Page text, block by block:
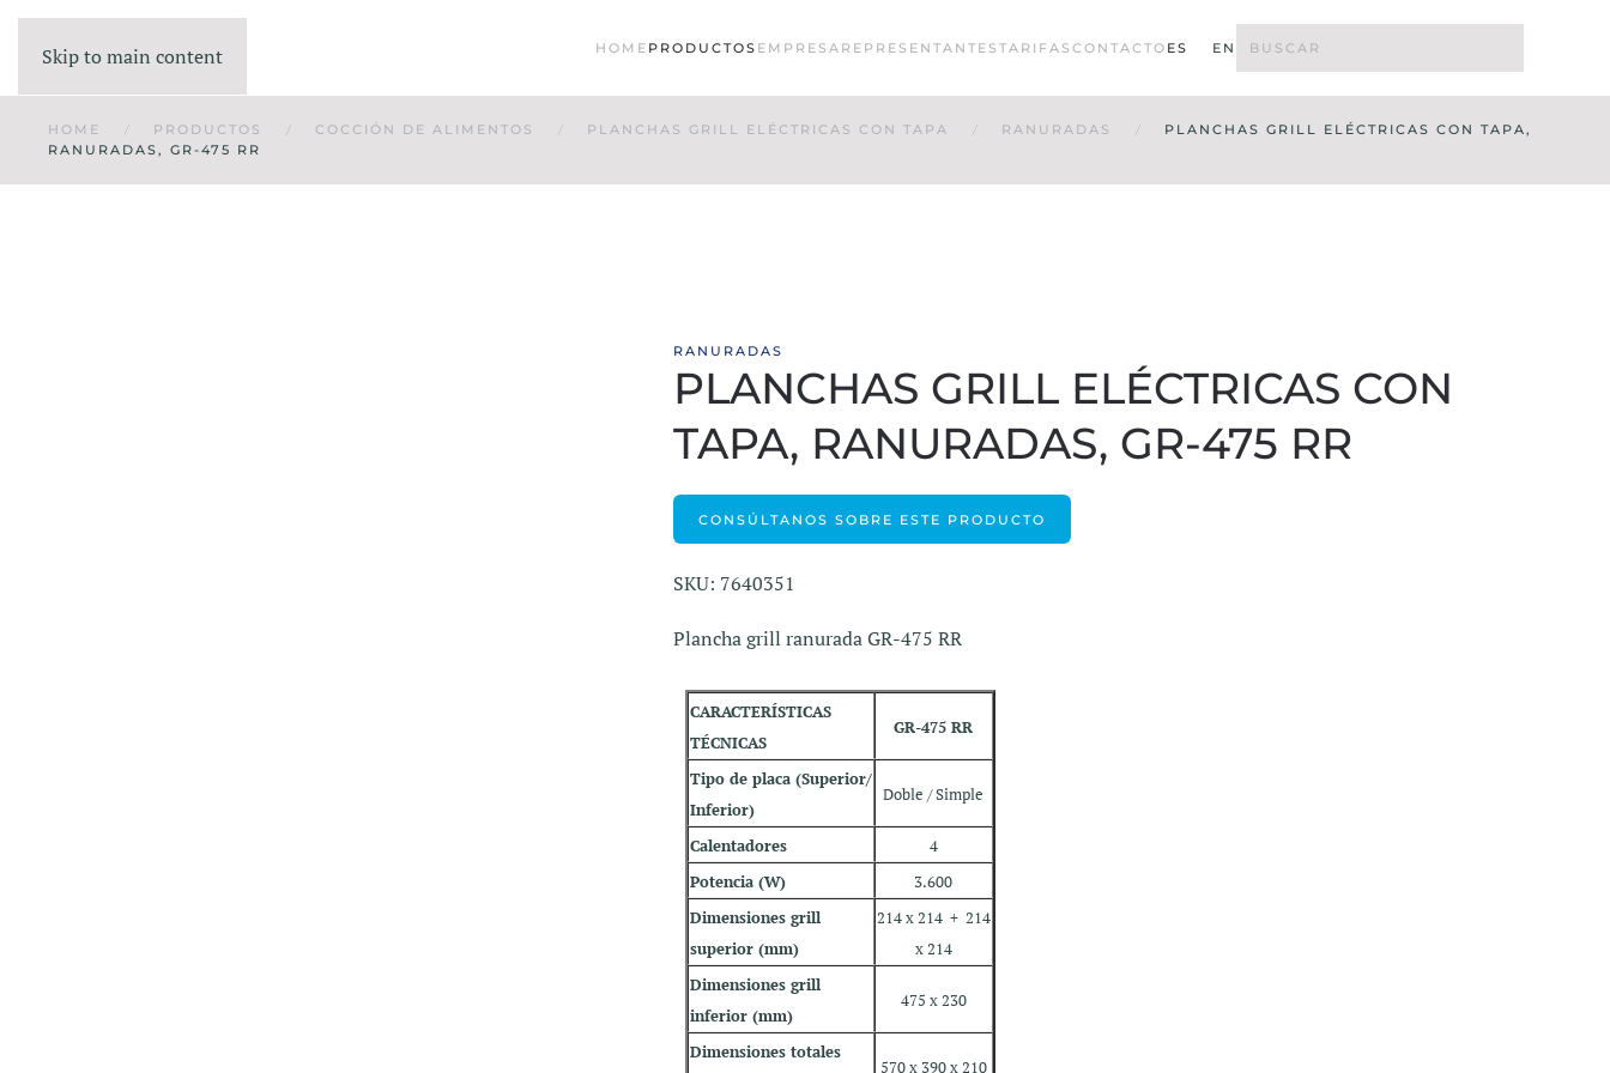
Skip to main content HOME PRODUCTOS EMPRESA REPRESENTANTES TARIFAS CONTACTO ES EN
HOME PRODUCTOS COCCIÓN DE ALIMENTOS PLANCHAS GRILL ELÉCTRICAS CON TAPA RANURADAS
PLANCHAS GRILL ELÉCTRICAS CON TAPA,
RANURADAS, GR-475 RR
RANURADAS
PLANCHAS GRILL ELÉCTRICAS CON
TAPA, RANURADAS, GR-475 RR
CONSÚLTANOS SOBRE ESTE PRODUCTO
SKU: 7640351
Plancha grill ranurada GR-475 RR
CARACTERÍSTICAS
TÉCNICAS
GR-475 RR
Tipo de placa (Superior/
Inferior)
Doble / Simple
Calentadores
4
Potencia (W)
3.600
Dimensiones grill
superior (mm)
214 x 214 + 214
x 214
Dimensiones grill
inferior (mm)
475 x 230
Dimensiones totales
570 x 390 x 210